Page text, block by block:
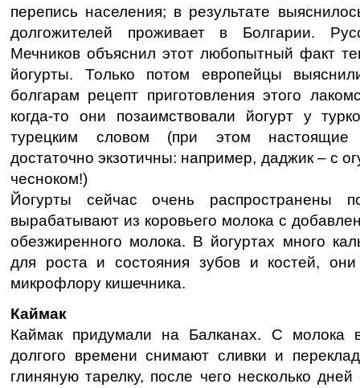
перепись населения; в результате
долгожителей проживает в Болгарии.
Мечников объяснил этот любопытный факт
йогурты. Только потом европейцы
болгарам рецепт приготовления этого
когда-то они позаимствовали йогурт у
турецким словом (при этом настоящие
достаточно экзотичны: например, даджик – с
чесноком!)
Йогурты сейчас очень распространены
вырабатывают из коровьего молока с
обезжиренного молока. В йогуртах много
для роста и состояния зубов и костей,
микрофлору кишечника.
Каймак
Каймак придумали на Балканах. С молока
долгого времени снимают сливки и
глиняную тарелку, после чего несколько